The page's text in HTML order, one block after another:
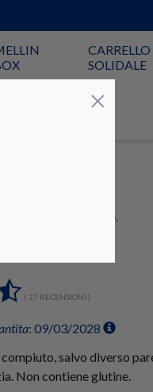
E FARINA DI RISO.
( 27 RECENSIONI )
: 09/03/2028
salvo diverso
Non contiene glutine.
×
CARRELLO
SOLIDALE